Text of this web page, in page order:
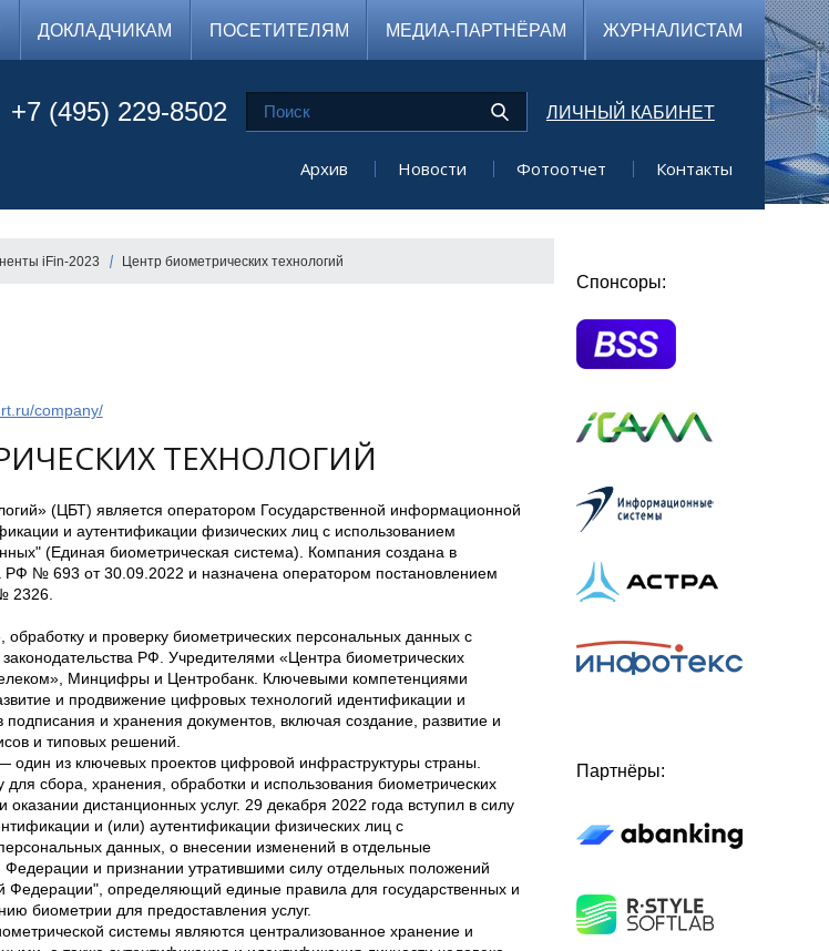
ДОКЛАДЧИКАМ ПОСЕТИТЕЛЯМ МЕДИА-ПАРТНЁРАМ ЖУРНАЛИСТАМ
+7 (495) 229-8502 ЛИЧНЫЙ КАБИНЕТ
Архив Новости Фотоотчет Контакты
iFin-2023 Центр биометрических технологий
company/
ТЕХНОЛОГИЙ
(ЦБТ) является оператором Государственной информационной
и аутентификации физических лиц с использованием
(Единая биометрическая система). Компания создана в
РФ № 693 от 30.09.2022 и назначена оператором постановлением
2326.
и проверку биометрических персональных данных с
РФ. Учредителями «Центра биометрических
Минцифры и Центробанк. Ключевыми компетенциями
и продвижение цифровых технологий идентификации и
и хранения документов, включая создание, развитие и
и типовых решений.
один из ключевых проектов цифровой инфраструктуры страны.
сбора, хранения, обработки и использования биометрических
дистанционных услуг. 29 декабря 2022 года вступил в силу
и (или) аутентификации физических лиц с
данных, о внесении изменений в отдельные
Федерации и признании утратившими силу отдельных положений
Федерации", определяющий единые правила для государственных и
биометрии для предоставления услуг.
системы являются централизованное хранение и
Спонсоры:
Партнёры: